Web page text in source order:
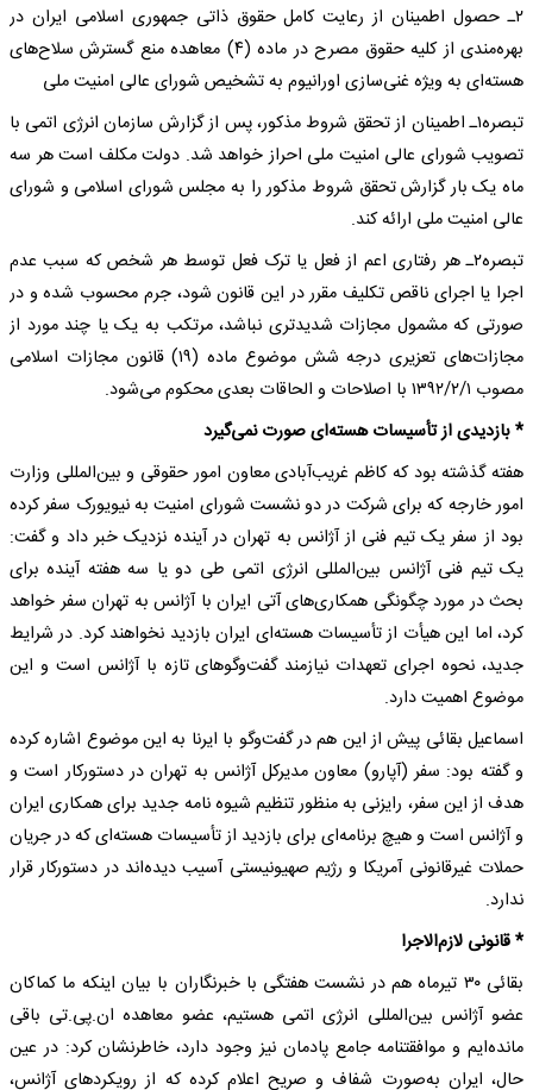
۲ـ حصول اطمینان از رعایت کامل حقوق ذاتی جمهوری اسلامی ایران در
بهره‌مندی از کلیه حقوق مصرح در ماده (۴) معاهده منع گسترش سلاح‌های
هسته‌ای به ویژه غنی‌سازی اورانیوم به تشخیص شورای عالی امنیت ملی
تبصره۱ـ اطمینان از تحقق شروط مذکور، پس از گزارش سازمان انرژی اتمی با
تصویب شورای عالی امنیت ملی احراز خواهد شد. دولت مکلف است هر سه
ماه یک بار گزارش تحقق شروط مذکور را به مجلس شورای اسلامی و شورای
عالی امنیت ملی ارائه کند.
تبصره۲ـ هر رفتاری اعم از فعل یا ترک فعل توسط هر شخص که سبب عدم
اجرا یا اجرای ناقص تکلیف مقرر در این قانون شود، جرم محسوب شده و در
صورتی که مشمول مجازات شدیدتری نباشد، مرتکب به یک یا چند مورد از
مجازات‌های تعزیری درجه شش موضوع ماده (۱۹) قانون مجازات اسلامی
مصوب ۱۳۹۲/۲/۱ با اصلاحات و الحاقات بعدی محکوم می‌شود.
* بازدیدی از تأسیسات هسته‌ای صورت نمی‌گیرد
هفته گذشته بود که کاظم غریب‌آبادی معاون امور حقوقی و بین‌المللی وزارت
امور خارجه که برای شرکت در دو نشست شورای امنیت به نیویورک سفر کرده
بود از سفر یک تیم فنی از آژانس به تهران در آینده نزدیک خبر داد و گفت:
یک تیم فنی آژانس بین‌المللی انرژی اتمی طی دو یا سه هفته آینده برای
بحث در مورد چگونگی همکاری‌های آتی ایران با آژانس به تهران سفر خواهد
کرد، اما این هیأت از تأسیسات هسته‌ای ایران بازدید نخواهند کرد. در شرایط
جدید، نحوه اجرای تعهدات نیازمند گفت‌وگوهای تازه با آژانس است و این
موضوع اهمیت دارد.
اسماعیل بقائی پیش از این هم در گفت‌وگو با ایرنا به این موضوع اشاره کرده
و گفته بود: سفر (آپارو) معاون مدیرکل آژانس به تهران در دستورکار است و
هدف از این سفر، رایزنی به منظور تنظیم شیوه ‌نامه جدید برای همکاری ایران
و آژانس است و هیچ برنامه‌ای برای بازدید از تأسیسات هسته‌ای که در جریان
حملات غیرقانونی آمریکا و رژیم صهیونیستی آسیب دیده‌اند در دستورکار قرار
ندارد.
* قانونی لازم‌الاجرا
بقائی ۳۰ تیرماه هم در نشست هفتگی با خبرنگاران با بیان اینکه ما کماکان
عضو آژانس بین‌المللی انرژی اتمی هستیم، عضو معاهده ان.‌پی‌.تی باقی
مانده‌ایم و موافقتنامه جامع پادمان نیز وجود دارد، خاطرنشان کرد: در عین
حال، ایران به‌صورت شفاف و صریح اعلام کرده که از رویکردهای آژانس،